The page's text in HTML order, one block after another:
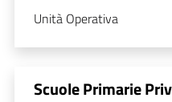
Unità Operativa
Scuole Primarie